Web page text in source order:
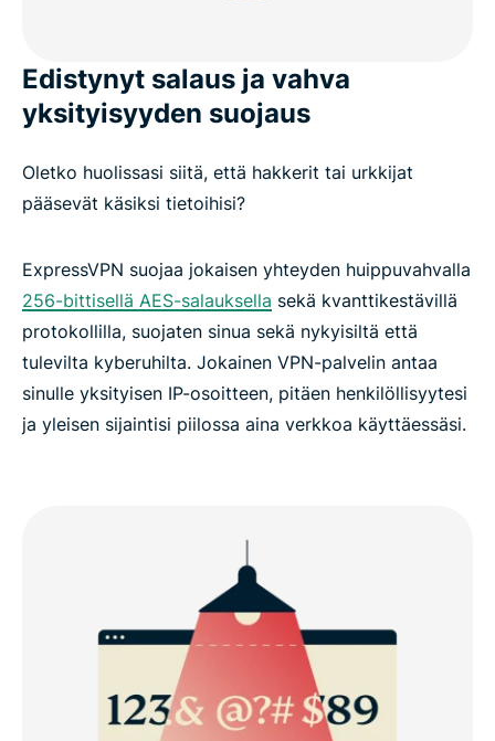
Edistynyt salaus ja vahva
yksityisyyden suojaus
Oletko huolissasi siitä, että hakkerit tai urkkijat
pääsevät käsiksi tietoihisi?
ExpressVPN suojaa jokaisen yhteyden huippuvahvalla
256-bittisellä AES-salauksella sekä kvanttikestävillä
protokollilla, suojaten sinua sekä nykyisiltä että
tulevilta kyberuhilta. Jokainen VPN-palvelin antaa
sinulle yksityisen IP-osoitteen, pitäen henkilöllisyytesi
ja yleisen sijaintisi piilossa aina verkkoa käyttäessäsi.